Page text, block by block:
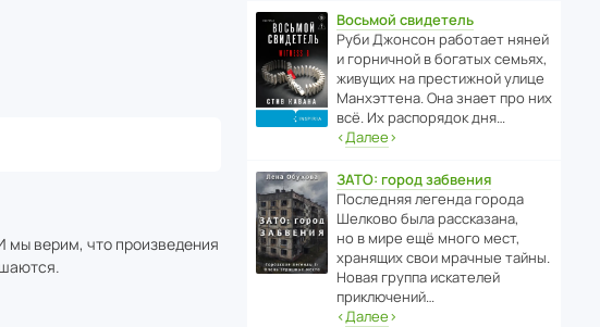
мы верим, что произведения
Восьмой свидетель
Руби Джонсон рабо­тает няней
и горни­чной в богатых семьях,
живущих на прес­ти­жной улице
Манх­эт­тена. Она знает про них
всё. Их распо­рядок дня…
‹Далее›
ЗАТО: город забвения
После­дняя легенда города
Шелково была расска­зана,
но в мире ещё много мест,
хранящих свои мрачные тайны.
Новая группа иска­телей
приключений…
‹Далее›